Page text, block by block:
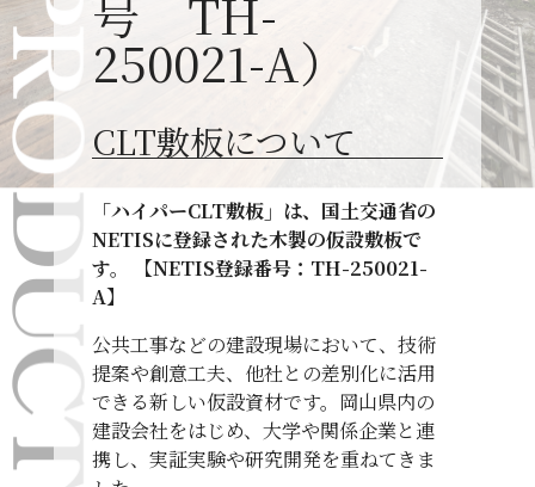
号 TH-
250021-A）
CLT敷板について
「ハイパーCLT敷板」は、国土交通省の
NETISに登録された木製の仮設敷板で
す。 【NETIS登録番号：TH-250021-
A】
公共工事などの建設現場において、技術
提案や創意工夫、他社との差別化に活用
できる新しい仮設資材です。岡山県内の
建設会社をはじめ、大学や関係企業と連
携し、実証実験や研究開発を重ねてきま